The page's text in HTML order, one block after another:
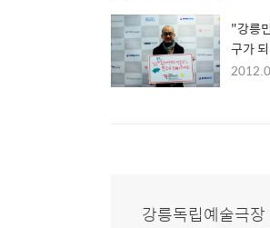
"강릉
구가
강릉독립예술극장